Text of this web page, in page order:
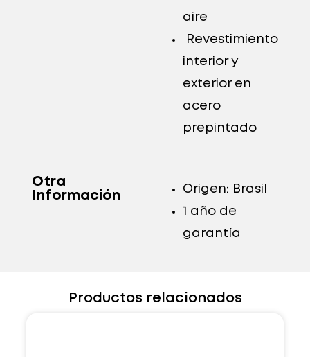
aire
Revestimiento
interior y
exterior en
acero
prepintado
Otra
Información
Origen: Brasil
1 año de
garantía
Productos relacionados